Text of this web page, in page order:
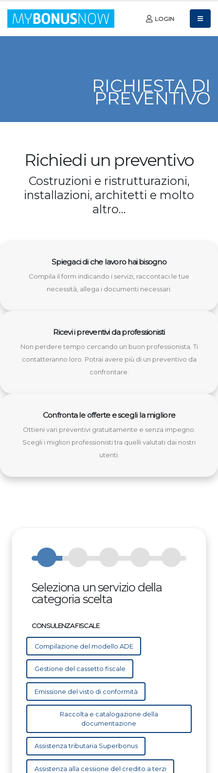
LOGIN
RICHIESTA DI
PREVENTIVO
Richiedi un preventivo
Costruzioni e ristrutturazioni,
installazioni, architetti e molto
altro…
Spiegaci di che lavoro hai bisogno
Compila il form indicando i servizi, raccontaci le tue
necessità, allega i documenti necessari.
Ricevi i preventivi da professionisti
Non perdere tempo cercando un buon professionista. Ti
contatteranno loro. Potrai avere più di un preventivo da
confrontare.
Confronta le offerte e scegli la migliore
Ottieni vari preventivi gratuitamente e senza impegno.
Scegli i migliori professionisti tra quelli valutati dai nostri
utenti.
Seleziona un servizio della
categoria scelta
CONSULENZA FISCALE
Compilazione del modello ADE
Gestione del cassetto fiscale
Emissione del visto di conformità
Raccolta e catalogazione della
documentazione
Assistenza tributaria Superbonus
Assistenza alla cessione del credito a terzi